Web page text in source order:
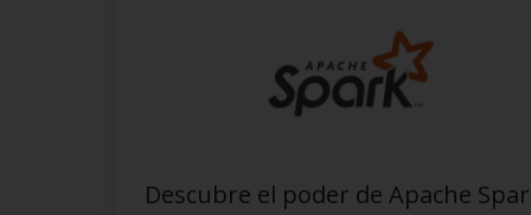
Descubre el poder de Apache